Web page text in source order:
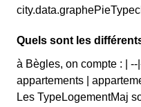
Quels sont les
à Bègles, on compte : |
appartements |
Les TypeLogementMaj